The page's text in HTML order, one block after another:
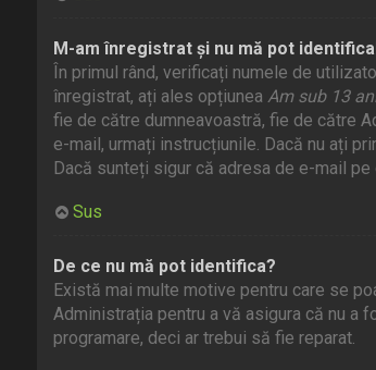
M-am înregistrat și nu mă pot
În primul rând, verificați numele de
înregistrat, ați ales opțiunea Am sub 13
fie de către dumneavoastră, fie de către
e-mail, urmați instrucțiunile. Dacă nu ați
Dacă sunteți sigur că adresa de e-mail
Sus
De ce nu mă pot identifica?
Există mai multe motive pentru care se
Administrația pentru a vă asigura că nu
programare, deci ar trebui să fie reparat.